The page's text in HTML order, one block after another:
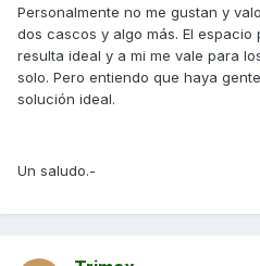
Personalmente no me gustan y
dos cascos y algo más. El espacio
resulta ideal y a mi me vale para
solo. Pero entiendo que haya
solución ideal.
Un saludo.-